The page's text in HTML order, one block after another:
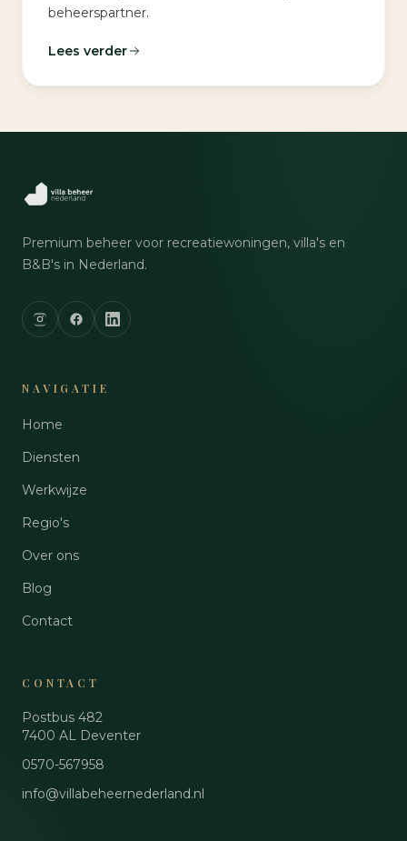
beheerspartner.
Lees verder
Premium beheer voor recreatiewoningen, villa's en
B&B's in Nederland.
NAVIGATIE
Home
Diensten
Werkwijze
Regio's
Over ons
Blog
Contact
CONTACT
Postbus 482
7400 AL Deventer
0570-567958
info@villabeheernederland.nl